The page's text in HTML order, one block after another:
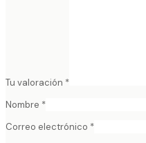
Tu valoración *
Nombre *
Correo electrónico *